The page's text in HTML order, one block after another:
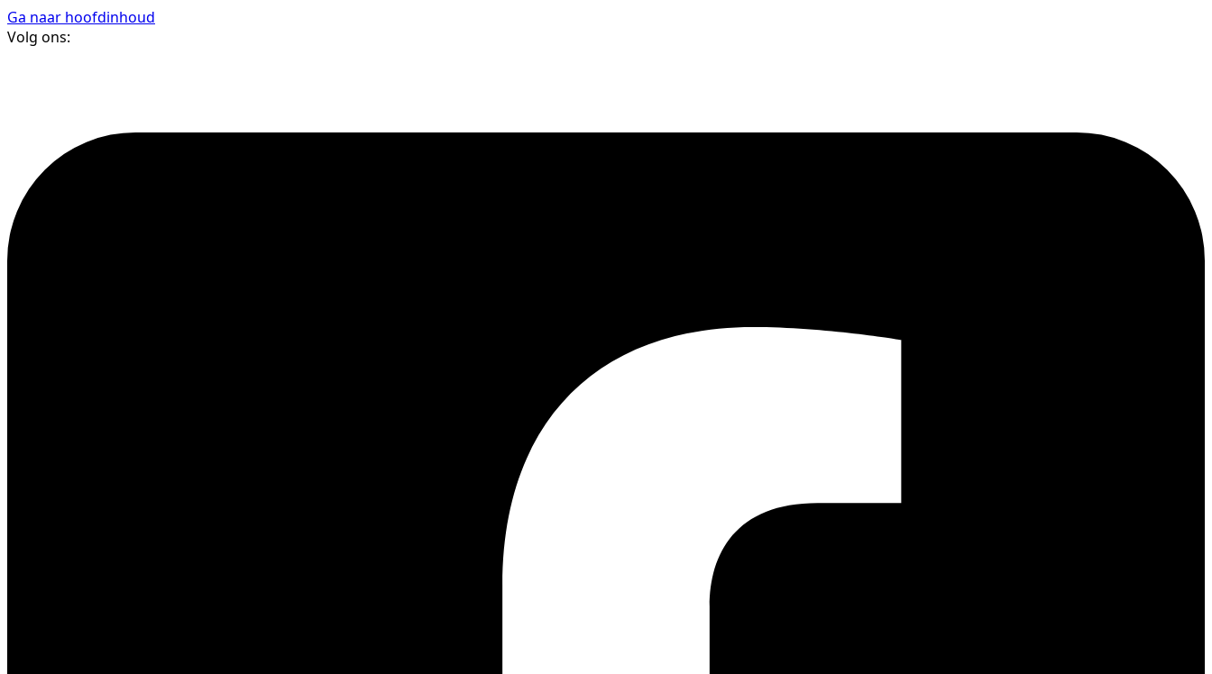
Ga naar hoofdinhoud
Volg ons: